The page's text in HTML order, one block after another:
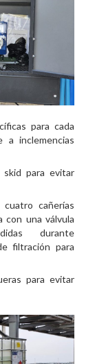
para cada
inclemencias
para evitar
cañerías
con una válvula
durante
filtración para
para evitar